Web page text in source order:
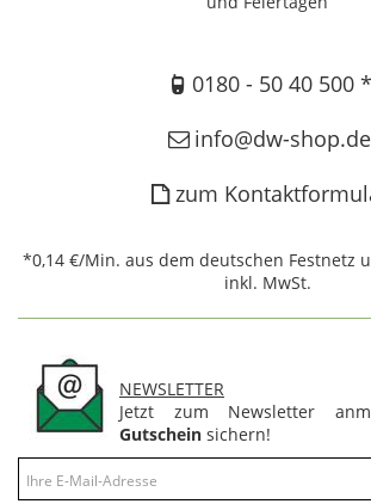
0180 - 50 40 500 *
info@dw-shop.de
zum
*0,14 €/Min. aus dem deutschen Festnetz
inkl. MwSt.
NEWSLETTER
Jetzt zum Newsletter
Gutschein sichern!